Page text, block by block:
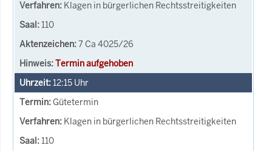
Klagen in bürgerlichen Rechtsstreitigkeiten
110
7 Ca 4025/26
Termin aufgehoben
12:15 Uhr
Gütetermin
Klagen in bürgerlichen Rechtsstreitigkeiten
110